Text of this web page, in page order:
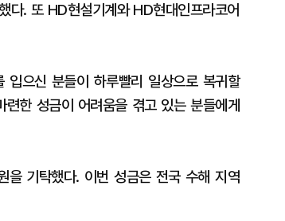
다. 또 HD현설기계와 HD현대인프라코어
입으신 분들이 하루빨리 일상으로 복귀할
한 성금이 어려움을 겪고 있는 분들에게
을 기탁했다. 이번 성금은 전국 수해 지역